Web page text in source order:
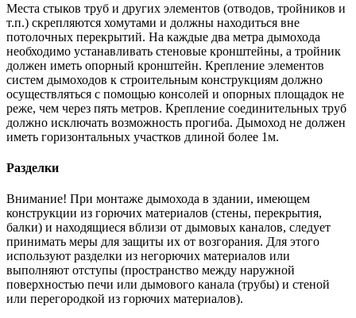
Места стыков труб и других элементов (отводов, тройников и
т.п.) скрепляются хомутами и должны находиться вне
потолочных перекрытий. На каждые два метра дымохода
необходимо устанавливать стеновые кронштейны, а тройник
должен иметь опорный кронштейн. Крепление элементов
систем дымоходов к строительным конструкциям должно
осуществляться с помощью консолей и опорных площадок не
реже, чем через пять метров. Крепление соединительных труб
должно исключать возможность прогиба. Дымоход не должен
иметь горизонтальных участков длиной более 1м.
Разделки
Внимание! При монтаже дымохода в здании, имеющем
конструкции из горючих материалов (стены, перекрытия,
балки) и находящиеся вблизи от дымовых каналов, следует
принимать меры для защиты их от возгорания. Для этого
используют разделки из негорючих материалов или
выполняют отступы (пространство между наружной
поверхностью печи или дымового канала (трубы) и стеной
или перегородкой из горючих материалов).